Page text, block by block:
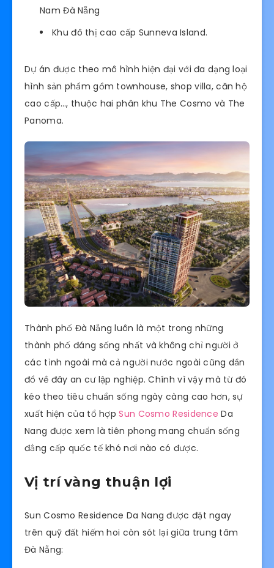
Nam Đà Nẵng
Khu đô thị cao cấp Sunneva Island.
Dự án được theo mô hình hiện đại với đa dạng loại
hình sản phẩm gồm townhouse, shop villa, căn hộ
cao cấp…, thuộc hai phân khu The Cosmo và The
Panoma.
Thành phố Đà Nẵng luôn là một trong những
thành phố đáng sống nhất và không chỉ người ở
các tỉnh ngoài mà cả người nước ngoài cũng dần
đổ về đây an cư lập nghiệp. Chính vì vậy mà từ đó
kéo theo tiêu chuẩn sống ngày càng cao hơn, sự
xuất hiện của tổ hợpSun Cosmo Residence Da
Nang được xem là tiên phong mang chuẩn sống
đẳng cấp quốc tế khó nơi nào có được.
Vị trí vàng thuận lợi
Sun Cosmo Residence Da Nang được đặt ngay
trên quỹ đất hiếm hoi còn sót lại giữa trung tâm
Đà Nẵng: